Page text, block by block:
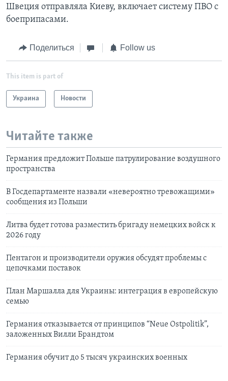
Швеция отправляла Киеву, включает систему ПВО с
боеприпасами.
Поделиться Follow us
This item is part of
Украина Новости
Читайте также
Германия предложит Польше патрулирование воздушного
пространства
В Госдепартаменте назвали «невероятно тревожащими»
сообщения из Польши
Литва будет готова разместить бригаду немецких войск к
2026 году
Пентагон и производители оружия обсудят проблемы с
цепочками поставок
План Маршалла для Украины: интеграция в европейскую
семью
Германия отказывается от принципов “Neue Ostpolitik”,
заложенных Вилли Брандтом
Германия обучит до 5 тысяч украинских военных